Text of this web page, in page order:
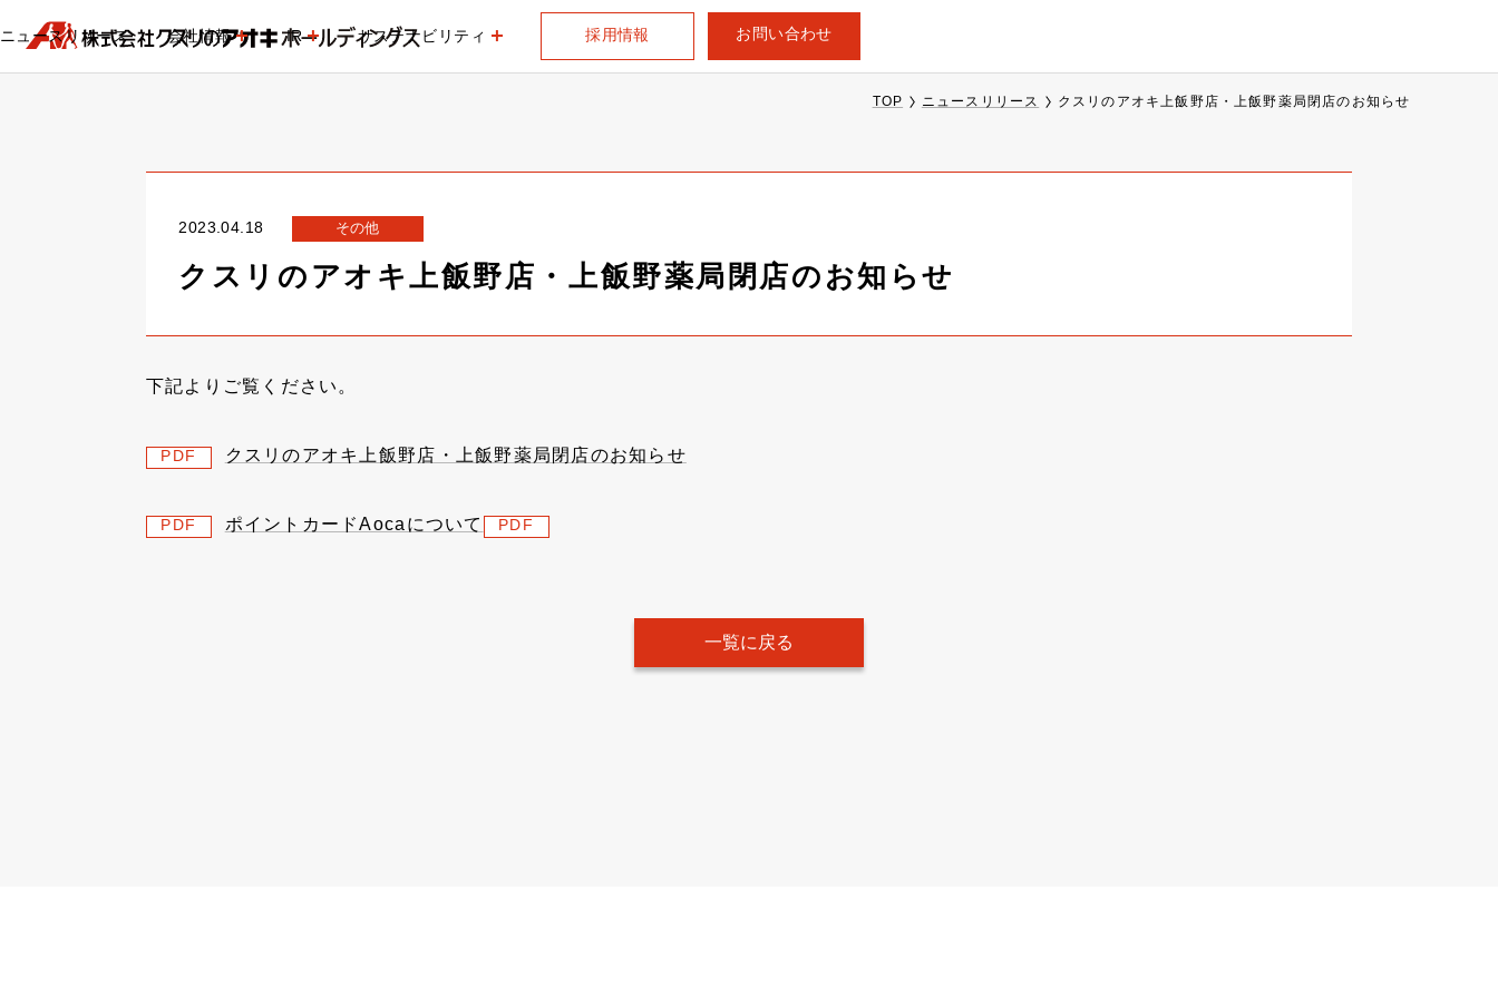
ニュースリリース 会社情報 IR サステナビリティ 採用情報 お問い合わせ
TOP ニュースリリース クスリのアオキ上飯野店・上飯野薬局閉店のお知らせ
2023.04.18 その他
クスリのアオキ上飯野店・上飯野薬局閉店のお知らせ
下記よりご覧ください。
PDF クスリのアオキ上飯野店・上飯野薬局閉店のお知らせ
PDF ポイントカードAocaについて PDF
一覧に戻る